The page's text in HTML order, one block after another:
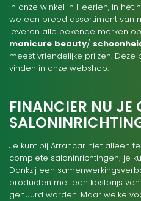
In onze winkel in Heerlen, in het
we een breed assortiment van
leveren alle bekende merken
manicure beauty/
meest vriendelijke prijzen.
vinden in onze webshop.
FINANCIER NU JE
Je kunt bij Arrancar niet alleen
complete saloninrichtingen; je
Dankzij een
producten met een kostprijs
gehuurd worden. Maar welke